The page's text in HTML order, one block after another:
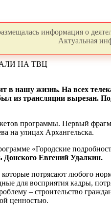
информация о
Актуальная
НА ТВЦ
в нашу жизнь. На всех
из трансляции вырезан.
программы. Первый
на улицах Архангельска.
«Городские
Донского Евгений Удалкин.
потрясают любого
для восприятия кадры,
– строительство
ценностью.